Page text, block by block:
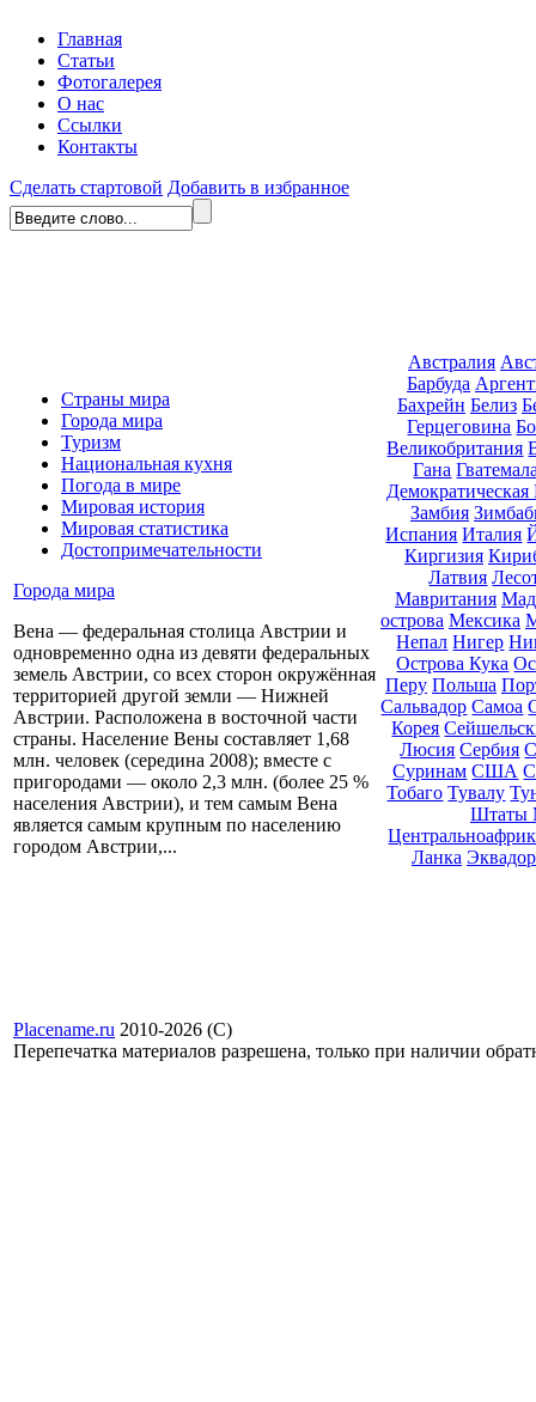
Главная
Статьи
Фотогалерея
О нас
Ссылки
Контакты
Сделать стартовой Добавить в избранное
Страны мира
Города мира
Туризм
Национальная кухня
Погода в мире
Мировая история
Мировая статистика
Достопримечательности
Города мира
Вена — федеральная столица Австрии и
одновременно одна из девяти федеральных
земель Австрии, со всех сторон окружённая
территорией другой земли — Нижней
Австрии. Расположена в восточной части
страны. Население Вены составляет 1,68
млн. человек (середина 2008); вместе с
пригородами — около 2,3 млн. (более 25 %
населения Австрии), и тем самым Вена
является самым крупным по населению
городом Австрии,...
Австралия
Барбуда
Бахрейн Белиз
Герцеговина
Великобритания
Гана
Замбия
Испания Италия
Киргизия
Латвия
Мавритания
острова Мексика
Непал Нигер
Острова Кука
Перу Польша
Сальвадор Самоа
Корея
Люсия Сербия
Суринам США
Тобаго Тувалу
Штаты
Ланка Эквадор
Placename.ru 2010-2026 (С)
Перепечатка материалов разрешена, только при наличии